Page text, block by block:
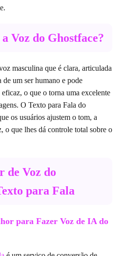
Voz do Ghostface?
masculina que é clara, articulada
de um ser humano e pode
o que o torna uma excelente
O Texto para Fala do
os usuários ajustem o tom, a
o que lhes dá controle total sobre o
de Voz do
para Fala
para Fazer Voz de IA do